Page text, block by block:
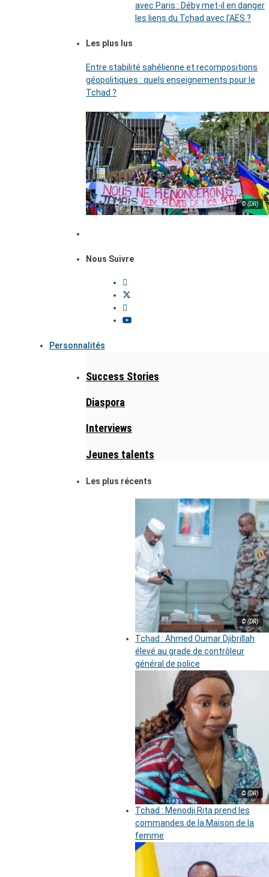
avec Paris : Déby met-il en danger
les liens du Tchad avec l’AES ?
Les plus lus
Entre stabilité sahélienne et recompositions
géopolitiques : quels enseignements pour le
Tchad ?
© (DR)
Nous Suivre
Personnalités
Success Stories
Diaspora
Interviews
Jeunes talents
Les plus récents
© (DR)
Tchad : Ahmed Oumar Djibrillah
élevé au grade de contrôleur
général de police
© (DR)
Tchad : Menodji Rita prend les
commandes de la Maison de la
femme